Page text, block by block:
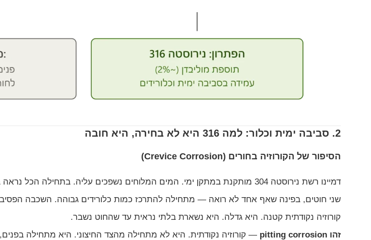
2. סביבה ימית וכלור: למה 316 היא לא בחירה, היא חובה
הסיפור של הקורוזיה בחורים (Crevice Corrosion)
דמיינו רשת נירוסטה 304 מותקנת במתקן ימי. המים המלוחים נשפכים עליה.
שני חוטים, בפינה שאף אחד לא רואה — מתחילה להתרכז כמות כלורידים גבוהה. השכבה
קורוזיה נקודתית קטנה. היא גדלה. היא נשארת בלתי נראית עד שהחוט נשבר.
זהו pitting corrosion
— קורוזיה נקודתית. היא לא מתחילה מהצד החיצוני. היא מתחילה